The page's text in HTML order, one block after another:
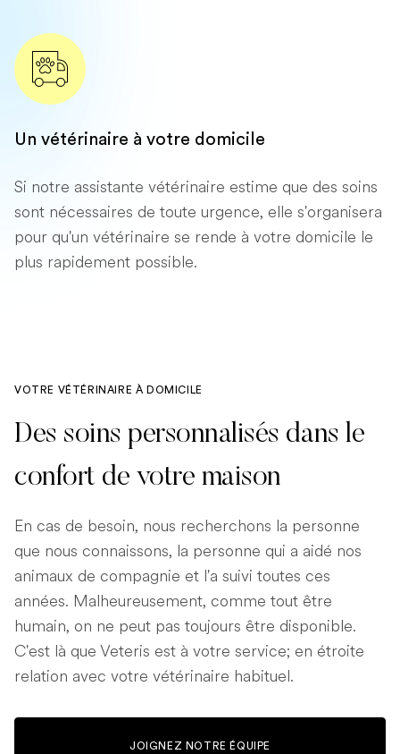
Un vétérinaire à votre domicile
Si notre assistante vétérinaire estime que des soins
sont nécessaires de toute urgence, elle s'organisera
pour qu'un vétérinaire se rende à votre domicile le
plus rapidement possible.
VOTRE VÉTÉRINAIRE À DOMICILE
Des soins personnalisés dans le
confort de votre maison
En cas de besoin, nous recherchons la personne
que nous connaissons, la personne qui a aidé nos
animaux de compagnie et l'a suivi toutes ces
années. Malheureusement, comme tout être
humain, on ne peut pas toujours être disponible.
C'est là que Veteris est à votre service; en étroite
relation avec votre vétérinaire habituel.
JOIGNEZ NOTRE ÉQUIPE